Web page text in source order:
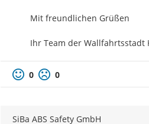
Mit freundlichen Grüßen
Ihr Team der Wallfahrtsstadt
0 0
SiBa ABS Safety GmbH